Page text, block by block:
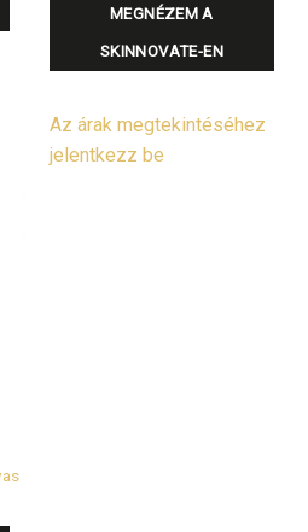
MEGNÉZEM A
SKINNOVATE-EN
Az árak megtekintéséhez
jelentkezz be